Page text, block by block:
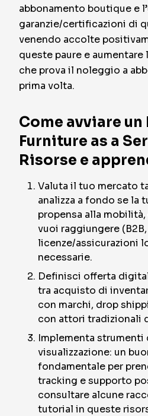
abbonamento boutique e
garanzie/certificazioni di
venendo accolte
queste paure e
che prova il noleggio a
prima volta.
Come avviare
Furniture as a
Risorse e
Valuta il tuo mercato
analizza a fondo se la
propensa alla
vuoi raggiungere
licenze/assicurazioni
necessarie.
Definisci offerta
tra acquisto di
con marchi, drop
con attori tradizionali
Implementa strumenti
visualizzazione: un
fondamentale per
tracking e supporto
consultare alcune
tutorial in queste